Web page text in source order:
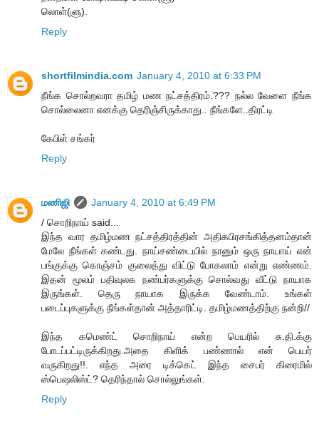
லொள்(ளு).
Reply
shortfilmindia.com January 4, 2010 at 6:33 PM
நீங்க சொல்றவரா தமிழ் மண நட்சத்திரம்.??? நல்ல வேளை நீங்க
சொல்லைனா எனக்கு தெரிஞ்சிருக்காது.. நீங்களே..திரட்டி
கேபிள் சங்கர்
Reply
மணிஜி
January 4, 2010 at 6:49 PM
/ சொறிநாய் said...
இந்த வார தமிழ்மண நட்சத்திரத்தின் அதிகபிரசங்கித்தனம்தான்
மேலே நீங்கள் கண்டது. நாய்சண்டையில் நானும் ஒரு நாயாய் என்
பங்குக்கு கொஞ்சம் குலைத்து விட்டு போகலாம் என்று எண்ணம்.
இதன் மூலம் பதிவுலக நண்பர்களுக்கு சொல்வது வீட்டு நாயாக
இருங்கள். தெரு நாயாக இருக்க வேண்டாம். உங்கள்
படைப்புகளுக்கு நீங்கள்தான் அத்தாரிட்டி. தமிழ்மணத்திற்கு நன்றி//
இந்த கமெண்ட் சொறிநாய் என்ற பெயரில் சு.தி.க்கு
போடப்பட்டிருக்கிறது.அதை கிளிக் பண்ணால் என் பெயர்
வருகிறது!!. எந்த அரை டிக்கெட் இந்த சைபர் கிரைமில்
ஸ்பெஷலிஸ்ட்? தெரிந்தால் சொல்லுங்கள்.
Reply